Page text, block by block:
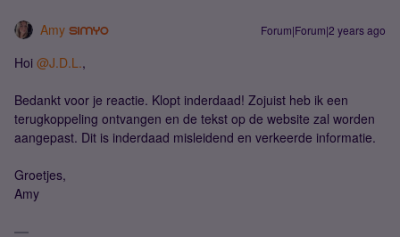
Amy Forum|Forum|2 years ago
Hoi @J.D.L.,
Bedankt voor je reactie. Klopt inderdaad! Zojuist heb ik een
terugkoppeling ontvangen en de tekst op de website zal worden
aangepast. Dit is inderdaad misleidend en verkeerde informatie.
Groetjes,
Amy